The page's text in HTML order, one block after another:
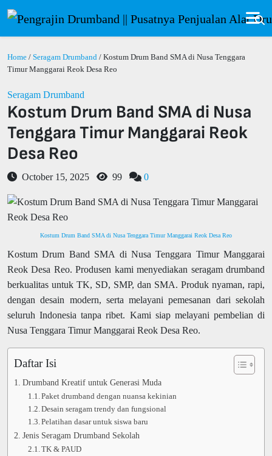
Home / Seragam Drumband / Kostum Drum Band SMA di Nusa Tenggara
Timur Manggarai Reok Desa Reo
Seragam Drumband
Kostum Drum Band SMA di Nusa
Tenggara Timur Manggarai Reok
Desa Reo
October 15, 2025 99 0
Kostum Drum Band SMA di Nusa Tenggara Timur Manggarai Reok Desa Reo
Kostum Drum Band SMA di Nusa Tenggara Timur Manggarai
Reok Desa Reo. Produsen kami menyediakan seragam drumband
berkualitas untuk TK, SD, SMP, dan SMA. Produk nyaman, rapi,
dengan desain modern, serta melayani pemesanan dari sekolah
seluruh Indonesia tanpa ribet. Kami siap melayani pembelian di
Nusa Tenggara Timur Manggarai Reok Desa Reo.
Daftar Isi
Drumband Kreatif untuk Generasi Muda
Paket drumband dengan nuansa kekinian
Desain seragam trendy dan fungsional
Pelatihan dasar untuk siswa baru
Jenis Seragam Drumband Sekolah
TK & PAUD